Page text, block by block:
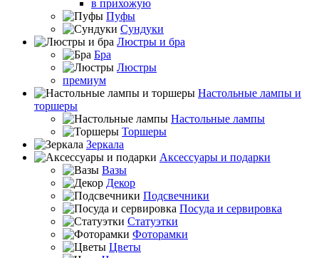
в прихожую
Пуфы
Сундуки
Люстры и бра
Бра
Люстры
премиум
Настольные лампы и
торшеры
Настольные лампы
Торшеры
Зеркала
Аксессуары и подарки
Вазы
Декор
Подсвечники
Посуда и сервировка
Статуэтки
Фоторамки
Цветы